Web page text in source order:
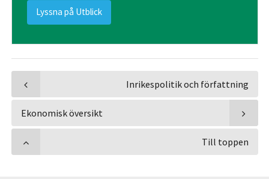
Lyssna på Utblick
Inrikespolitik och författning
Ekonomisk översikt
Till toppen